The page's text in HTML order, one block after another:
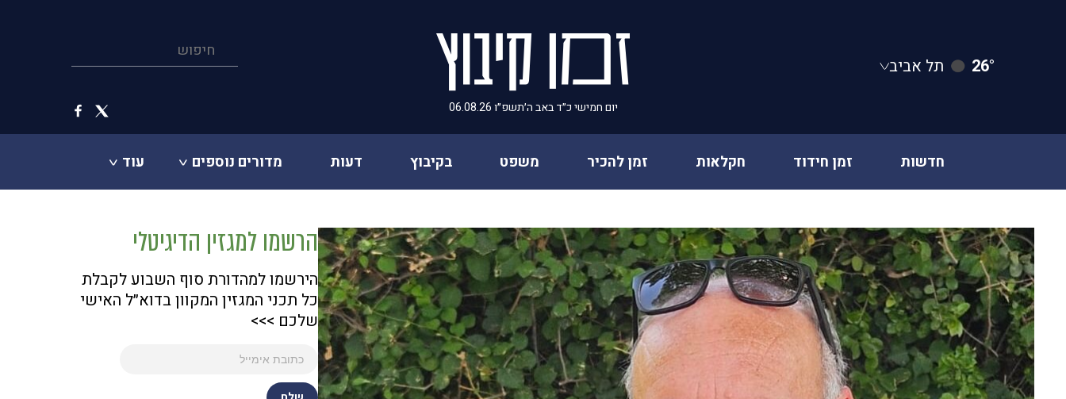
26° תל אביב
יום חמישי כ״ד באב ה׳תשפ״ו 06.08.26
חדשות זמן חידוד חקלאות זמן להכיר משפט בקיבוץ דעות מדורים נוספים עוד
content
הרשמו למגזין הדיגיטלי
הירשמו למהדורת סוף השבוע לקבלת
כל תכני המגזין המקוון בדוא״ל האישי
שלכם >>>